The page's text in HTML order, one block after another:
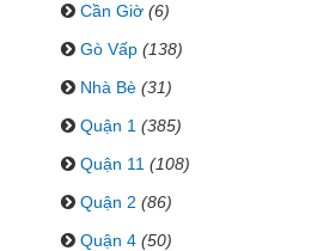
Cần Giờ (6)
Gò Vấp (138)
Nhà Bè (31)
Quận 1 (385)
Quận 11 (108)
Quận 2 (86)
Quận 4 (50)